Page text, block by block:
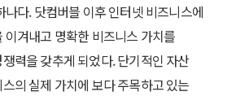
다. 닷컴버블 이후 인터넷 비즈니스에
이겨내고 명확한 비즈니스 가치를
력을 갖추게 되었다. 단기적인 자산
의 실제 가치에 보다 주목하고 있는